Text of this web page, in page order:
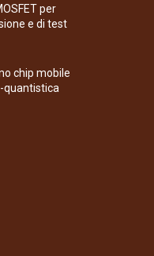
per
e di test
chip mobile
quantistica